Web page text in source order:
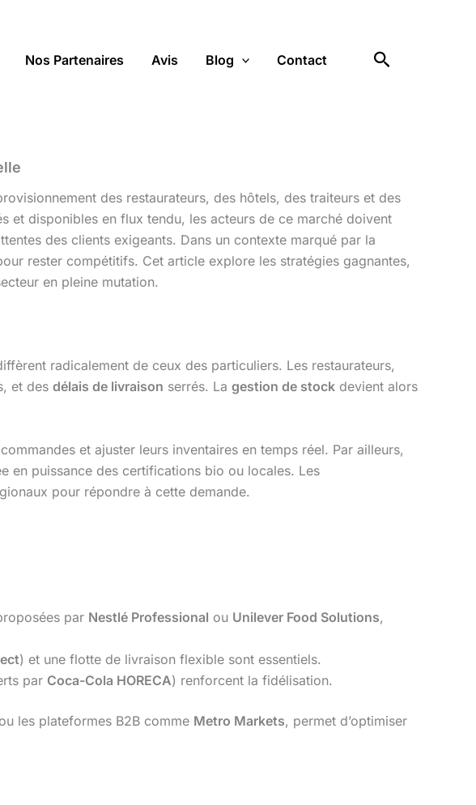
Nos Partenaires Avis Blog Contact Rechercher
des restaurateurs, des hôtels, des traiteurs et des
et disponibles en flux tendu, les acteurs de ce marché doivent
des clients exigeants. Dans un contexte marqué par la
rester compétitifs. Cet article explore les stratégies gagnantes,
en pleine mutation.
radicalement de ceux des particuliers. Les restaurateurs,
et des délais de livraison serrés. La gestion de stock devient alors
et ajuster leurs inventaires en temps réel. Par ailleurs,
en puissance des certifications bio ou locales. Les
pour répondre à cette demande.
par Nestlé Professional ou Unilever Food Solutions,
) et une flotte de livraison flexible sont essentiels.
par Coca-Cola HORECA) renforcent la fidélisation.
les plateformes B2B comme Metro Markets, permet d’optimiser